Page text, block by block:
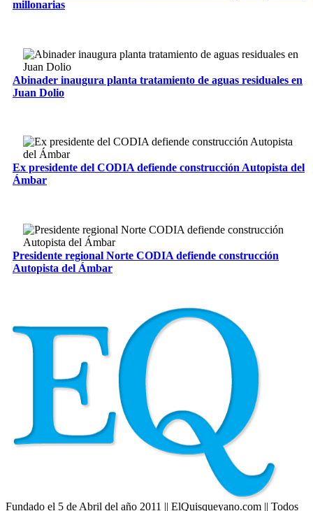
millonarias
Abinader inaugura planta tratamiento de aguas residuales en
Juan Dolio
Ex presidente del CODIA defiende construcción Autopista del
Ámbar
Presidente regional Norte CODIA defiende construcción
Autopista del Ámbar
Fundado el 5 de Abril del año 2011 || ElQuisqueyano.com || Todos